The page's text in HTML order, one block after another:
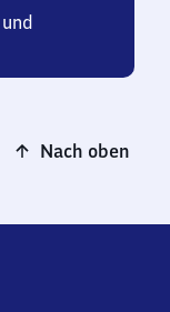
Nach oben